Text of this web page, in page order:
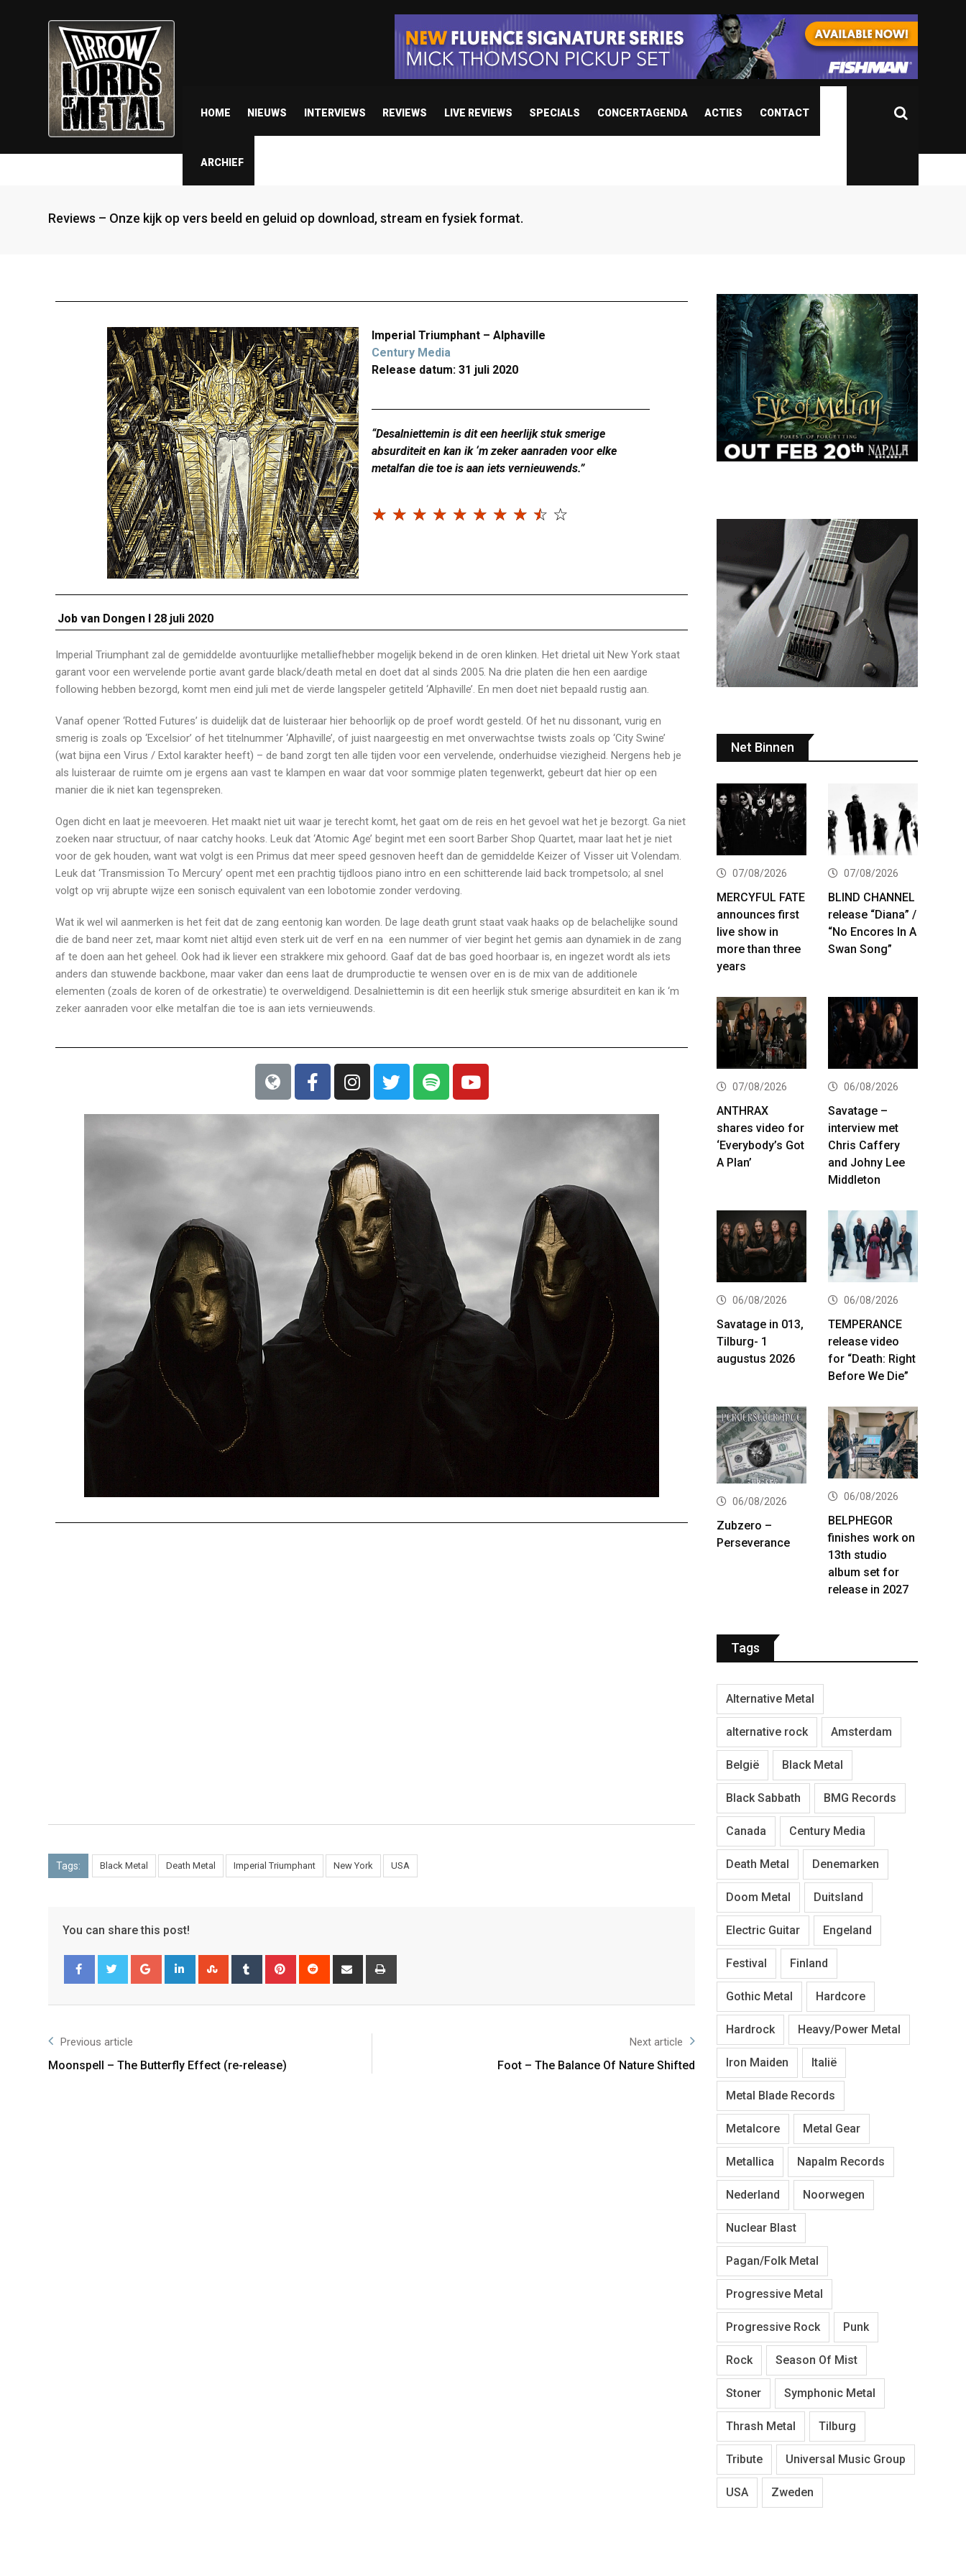
HOME NIEUWS INTERVIEWS REVIEWS LIVE REVIEWS SPECIALS CONCERTAGENDA ACTIES CONTACT
ARCHIEF
Reviews – Onze kijk op vers beeld en geluid op download, stream en fysiek format.
Imperial Triumphant – Alphaville
Century Media
Release datum: 31 juli 2020
“Desalniettemin is dit een heerlijk stuk smerige
absurditeit en kan ik ‘m zeker aanraden voor elke
metalfan die toe is aan iets vernieuwends.”
☆ ☆ ☆ ☆ ☆ ☆ ☆ ☆ ☆ ☆
Job van Dongen I 28 juli 2020
Imperial Triumphant zal de gemiddelde avontuurlijke metalliefhebber mogelijk bekend in de oren klinken. Het drietal uit New York staat
garant voor een wervelende portie avant garde black/death metal en doet dat al sinds 2005. Na drie platen die hen een aardige
following hebben bezorgd, komt men eind juli met de vierde langspeler getiteld ‘Alphaville’. En men doet niet bepaald rustig aan.
Vanaf opener ‘Rotted Futures’ is duidelijk dat de luisteraar hier behoorlijk op de proef wordt gesteld. Of het nu dissonant, vurig en
smerig is zoals op ‘Excelsior’ of het titelnummer ‘Alphaville’, of juist naargeestig en met onverwachtse twists zoals op ‘City Swine’
(wat bijna een Virus / Extol karakter heeft) – de band zorgt ten alle tijden voor een vervelende, onderhuidse viezigheid. Nergens heb je
als luisteraar de ruimte om je ergens aan vast te klampen en waar dat voor sommige platen tegenwerkt, gebeurt dat hier op een
manier die ik niet kan tegenspreken.
Ogen dicht en laat je meevoeren. Het maakt niet uit waar je terecht komt, het gaat om de reis en het gevoel wat het je bezorgt. Ga niet
zoeken naar structuur, of naar catchy hooks. Leuk dat ‘Atomic Age’ begint met een soort Barber Shop Quartet, maar laat het je niet
voor de gek houden, want wat volgt is een Primus dat meer speed gesnoven heeft dan de gemiddelde Keizer of Visser uit Volendam.
Leuk dat ‘Transmission To Mercury’ opent met een prachtig tijdloos piano intro en een schitterende laid back trompetsolo; al snel
volgt op vrij abrupte wijze een sonisch equivalent van een lobotomie zonder verdoving.
Wat ik wel wil aanmerken is het feit dat de zang eentonig kan worden. De lage death grunt staat vaak haaks op de belachelijke sound
die de band neer zet, maar komt niet altijd even sterk uit de verf en na een nummer of vier begint het gemis aan dynamiek in de zang
af te doen aan het geheel. Ook had ik liever een strakkere mix gehoord. Gaaf dat de bas goed hoorbaar is, en ingezet wordt als iets
anders dan stuwende backbone, maar vaker dan eens laat de drumproductie te wensen over en is de mix van de additionele
elementen (zoals de koren of de orkestratie) te overweldigend. Desalniettemin is dit een heerlijk stuk smerige absurditeit en kan ik ‘m
zeker aanraden voor elke metalfan die toe is aan iets vernieuwends.
Tags: Black Metal Death Metal Imperial Triumphant New York USA
You can share this post!
Previous article
Moonspell – The Butterfly Effect (re-release)
Next article
Foot – The Balance Of Nature Shifted
Net Binnen
07/08/2026
MERCYFUL FATE
announces first
live show in
more than three
years
07/08/2026
BLIND CHANNEL
release “Diana” /
“No Encores In A
Swan Song”
07/08/2026
ANTHRAX
shares video for
‘Everybody’s Got
A Plan’
06/08/2026
Savatage –
interview met
Chris Caffery
and Johny Lee
Middleton
06/08/2026
Savatage in 013,
Tilburg- 1
augustus 2026
06/08/2026
TEMPERANCE
release video
for “Death: Right
Before We Die”
06/08/2026
Zubzero –
Perseverance
06/08/2026
BELPHEGOR
finishes work on
13th studio
album set for
release in 2027
Tags
Alternative Metal
alternative rock Amsterdam
België Black Metal
Black Sabbath BMG Records
Canada Century Media
Death Metal Denemarken
Doom Metal Duitsland
Electric Guitar Engeland
Festival Finland
Gothic Metal Hardcore
Hardrock Heavy/Power Metal
Iron Maiden Italië
Metal Blade Records
Metalcore Metal Gear
Metallica Napalm Records
Nederland Noorwegen
Nuclear Blast
Pagan/Folk Metal
Progressive Metal
Progressive Rock Punk
Rock Season Of Mist
Stoner Symphonic Metal
Thrash Metal Tilburg
Tribute Universal Music Group
USA Zweden